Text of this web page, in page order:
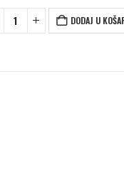
DODAJ U